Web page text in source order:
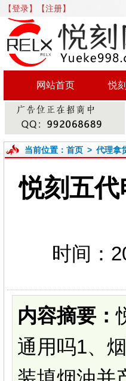
【登录】 【注册】
网站首页 悦
当前位置： 首页> 代理拿
悦刻五
时间：
内容摘要：
通用吗1、